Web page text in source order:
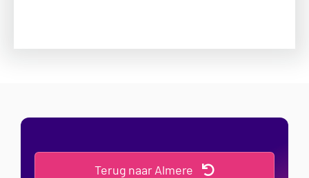
Terug naar Almere